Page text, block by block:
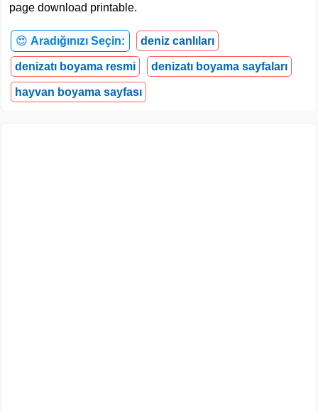
page download printable.
😍 Aradığınızı Seçin: deniz canlıları
denizatı boyama resmi denizatı boyama sayfaları
hayvan boyama sayfası